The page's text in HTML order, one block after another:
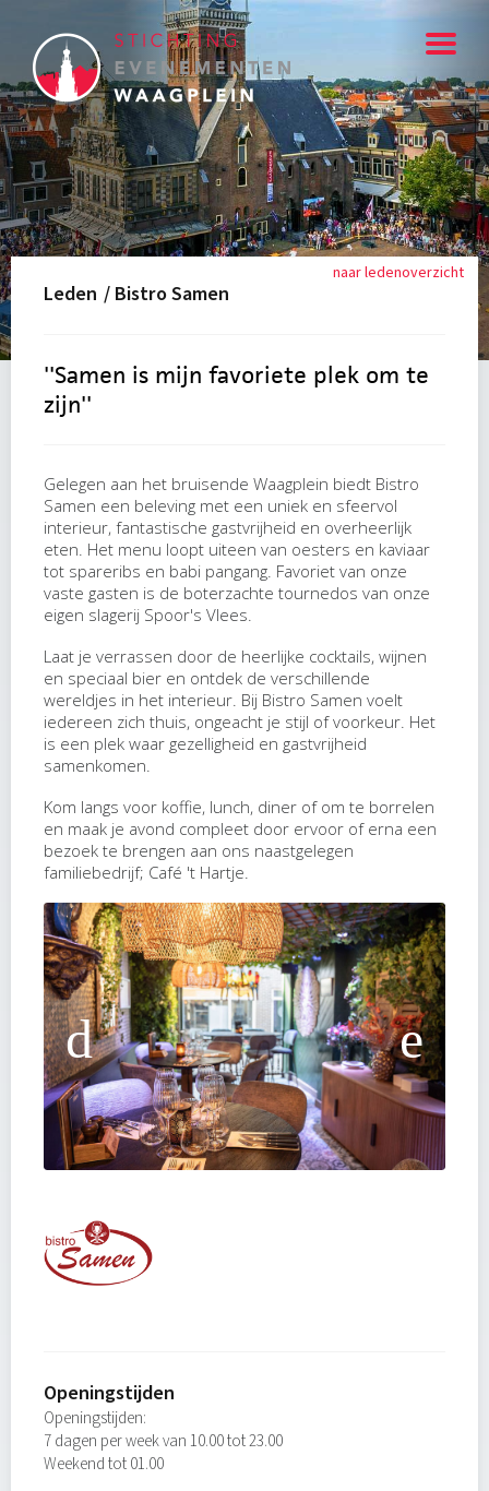
Leden / Bistro Samen
naar ledenoverzicht
''Samen is mijn favoriete plek om te
zijn''
Gelegen aan het bruisende Waagplein biedt Bistro
Samen een beleving met een uniek en sfeervol
interieur, fantastische gastvrijheid en overheerlijk
eten. Het menu loopt uiteen van oesters en kaviaar
tot spareribs en babi pangang. Favoriet van onze
vaste gasten is de boterzachte tournedos van onze
eigen slagerij Spoor's Vlees.
Laat je verrassen door de heerlijke cocktails, wijnen
en speciaal bier en ontdek de verschillende
wereldjes in het interieur. Bij Bistro Samen voelt
iedereen zich thuis, ongeacht je stijl of voorkeur. Het
is een plek waar gezelligheid en gastvrijheid
samenkomen.
Kom langs voor koffie, lunch, diner of om te borrelen
en maak je avond compleet door ervoor of erna een
bezoek te brengen aan ons naastgelegen
familiebedrijf; Café 't Hartje.
Openingstijden
Openingstijden:
7 dagen per week van 10.00 tot 23.00
Weekend tot 01.00